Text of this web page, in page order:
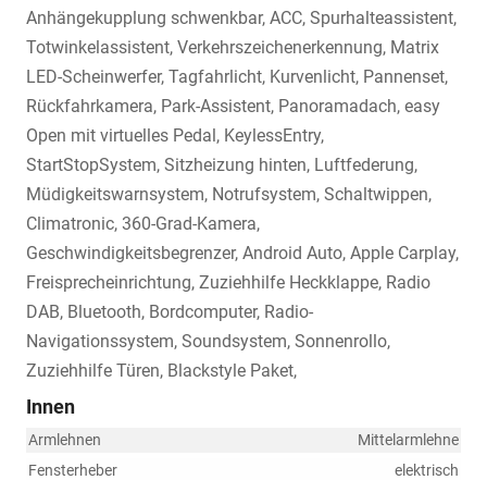
Anhängekupplung schwenkbar, ACC, Spurhalteassistent,
Totwinkelassistent, Verkehrszeichenerkennung, Matrix
LED-Scheinwerfer, Tagfahrlicht, Kurvenlicht, Pannenset,
Rückfahrkamera, Park-Assistent, Panoramadach, easy
Open mit virtuelles Pedal, KeylessEntry,
StartStopSystem, Sitzheizung hinten, Luftfederung,
Müdigkeitswarnsystem, Notrufsystem, Schaltwippen,
Climatronic, 360-Grad-Kamera,
Geschwindigkeitsbegrenzer, Android Auto, Apple Carplay,
Freisprecheinrichtung, Zuziehhilfe Heckklappe, Radio
DAB, Bluetooth, Bordcomputer, Radio-
Navigationssystem, Soundsystem, Sonnenrollo,
Zuziehhilfe Türen, Blackstyle Paket,
Innen
Armlehnen
Mittelarmlehne
Fensterheber
elektrisch